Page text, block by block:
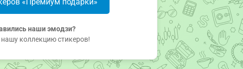
наши эмодзи?
коллекцию стикеров!